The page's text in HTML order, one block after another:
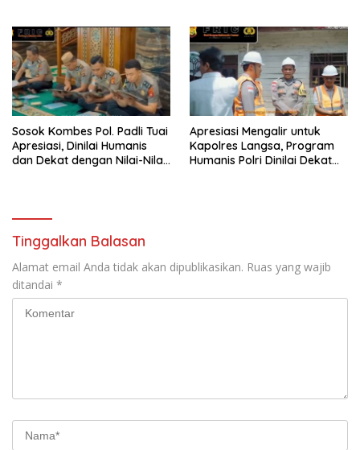
Sesor
Sosok Kombes Pol. Padli Tuai
Apresiasi, Dinilai Humanis
dan Dekat dengan Nilai-Nilai
Apresiasi Mengalir untuk
Kapolres Langsa, Program
Humanis Polri Dinilai Dekat
Tinggalkan Balasan
Alamat email Anda tidak akan dipublikasikan. Ruas yang wajib
ditandai *